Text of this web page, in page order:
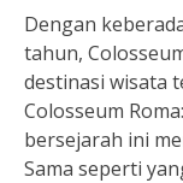
Dengan
tahun,
destinasi wisata
Colosseum
bersejarah ini
Sama seperti